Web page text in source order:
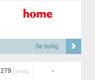
Se bolig
279 Ejerudg. -